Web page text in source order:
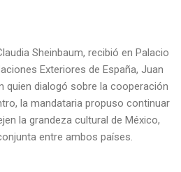
Sheinbaum, recibió en Palacio
Exteriores de España, Juan
quien dialogó sobre la cooperación
la mandataria propuso continuar
la grandeza cultural de México,
entre ambos países.